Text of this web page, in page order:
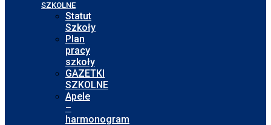
SZKOLNE
Statut
Szkoły
Plan
pracy
szkoły
GAZETKI
SZKOLNE
Apele
–
harmonogram